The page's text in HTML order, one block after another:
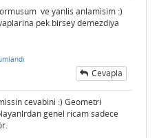
ve yanlis anlamisim :)
pek birsey demezdiya
Cevapla
cevabini :) Geometri
genel ricam sadece